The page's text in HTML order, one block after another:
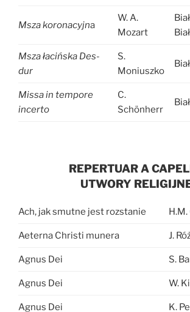
Msza koronacyjna
W. A.
Mozart
Msza łacińska Des-
dur
S.
Moniuszko
Missa in tempore
incerto
C.
Schönherr
REPERTUAR A
UTWORY
Ach, jak smutne jest rozstanie
Aeterna Christi munera J.
Agnus Dei S.
Agnus Dei W.
Agnus Dei K.